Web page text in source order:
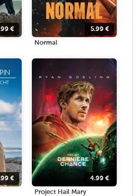
€ 5.99 €
Normal
€ 4.99 €
Project Hail Mary